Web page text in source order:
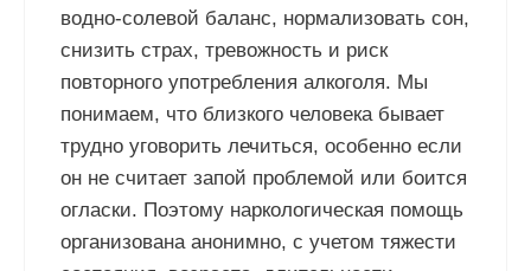
водно-солевой баланс, нормализовать сон,
снизить страх, тревожность и риск
повторного употребления алкоголя. Мы
понимаем, что близкого человека бывает
трудно уговорить лечиться, особенно если
он не считает запой проблемой или боится
огласки. Поэтому наркологическая помощь
организована анонимно, с учетом тяжести